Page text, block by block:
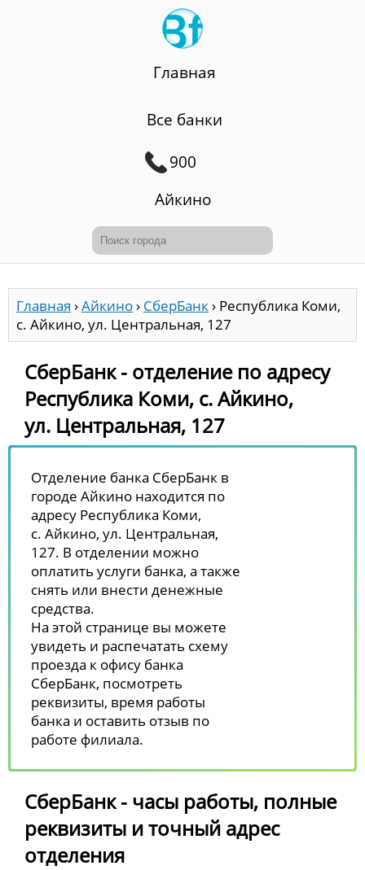
Главная
Все банки
900
Айкино
Главная ›Айкино› СберБанк› Республика Коми,
с. Айкино, ул. Центральная, 127
СберБанк - отделение по адресу
Республика Коми, с. Айкино,
ул. Центральная, 127
Отделение банка СберБанк в
городе Айкино находится по
адресу Республика Коми,
с. Айкино, ул. Центральная,
127. В отделении можно
оплатить услуги банка, а также
снять или внести денежные
средства.
На этой странице вы можете
увидеть и распечатать схему
проезда к офису банка
СберБанк, посмотреть
реквизиты, время работы
банка и оставить отзыв по
работе филиала.
СберБанк - часы работы, полные
реквизиты и точный адрес
отделения